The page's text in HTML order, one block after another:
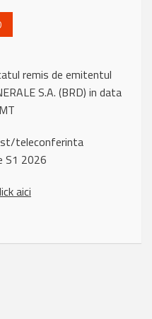
remis de emitentul
S.A. (BRD) in data
teleconferinta
S1 2026
aici